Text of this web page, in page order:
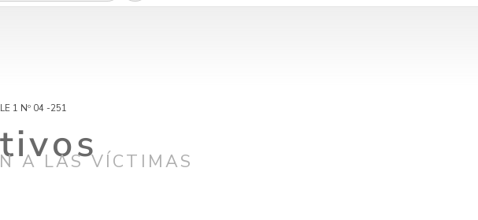
1 Nº 04 -251
A LAS VÍCTIMAS